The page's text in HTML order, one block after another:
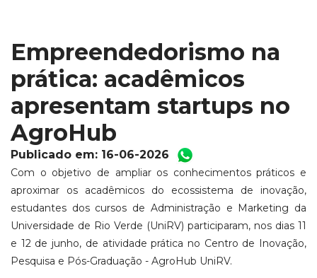
Empreendedorismo na
prática: acadêmicos
apresentam startups no
AgroHub
Publicado em: 16-06-2026
Com o objetivo de ampliar os conhecimentos práticos e
aproximar os acadêmicos do ecossistema de inovação,
estudantes dos cursos de Administração e Marketing da
Universidade de Rio Verde (UniRV) participaram, nos dias 11
e 12 de junho, de atividade prática no Centro de Inovação,
Pesquisa e Pós-Graduação - AgroHub UniRV.